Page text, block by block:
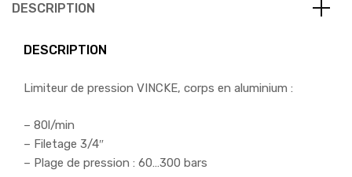
DESCRIPTION
DESCRIPTION
Limiteur de pression VINCKE, corps en aluminium :
– 80l/min
– Filetage 3/4″
– Plage de pression : 60…300 bars